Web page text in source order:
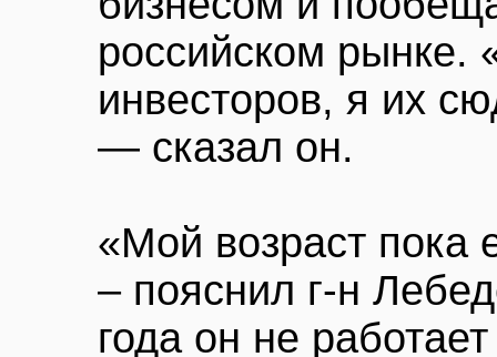
российском рынке.
инвесторов, я их
— сказал он.
«Мой возраст пока
– пояснил г-н
года он не